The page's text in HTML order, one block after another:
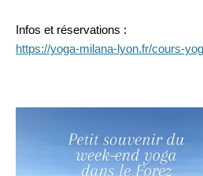
Infos et réservations :
https://yoga-milana-lyon.fr/cours-